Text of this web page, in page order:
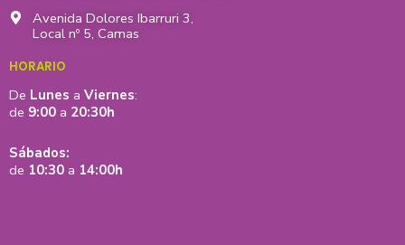
Avenida Dolores Ibarruri 3,
Local nº 5, Camas
HORARIO
De Lunes a Viernes:
de 9:00 a 20:30h
Sábados:
de 10:30 a 14:00h